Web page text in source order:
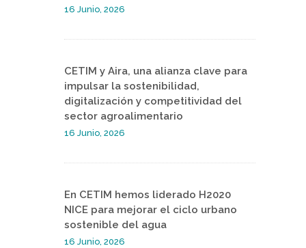
16 Junio, 2026
CETIM y Aira, una alianza clave para
impulsar la sostenibilidad,
digitalización y competitividad del
sector agroalimentario
16 Junio, 2026
En CETIM hemos liderado H2020
NICE para mejorar el ciclo urbano
sostenible del agua
16 Junio, 2026